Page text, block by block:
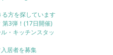
方を探しています
第3弾！(17日開催)
・キッチンスタッ
居者を募集